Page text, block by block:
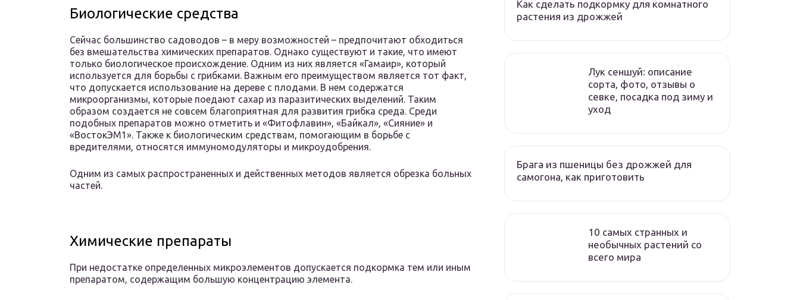
Биологические средства
Сейчас большинство садоводов – в меру возможностей – предпочитают обходиться
без вмешательства химических препаратов. Однако существуют и такие, что имеют
только биологическое происхождение. Одним из них является «Гамаир», который
используется для борьбы с грибками. Важным его преимуществом является тот факт,
что допускается использование на дереве с плодами. В нем содержатся
микроорганизмы, которые поедают сахар из паразитических выделений. Таким
образом создается не совсем благоприятная для развития грибка среда. Среди
подобных препаратов можно отметить и «Фитофлавин», «Байкал», «Сияние» и
«ВостокЭМ1». Также к биологическим средствам, помогающим в борьбе с
вредителями, относятся иммуномодуляторы и микроудобрения.
Одним из самых распространенных и действенных методов является обрезка больных
частей.
Химические препараты
При недостатке определенных микроэлементов допускается подкормка тем или иным
препаратом, содержащим большую концентрацию элемента.
Как сделать подкормку для комнатного
растения из дрожжей
Лук сеншуй: описание
сорта, фото, отзывы о
севке, посадка под зиму и
уход
Брага из пшеницы без дрожжей для
самогона, как приготовить
10 самых странных и
необычных растений со
всего мира